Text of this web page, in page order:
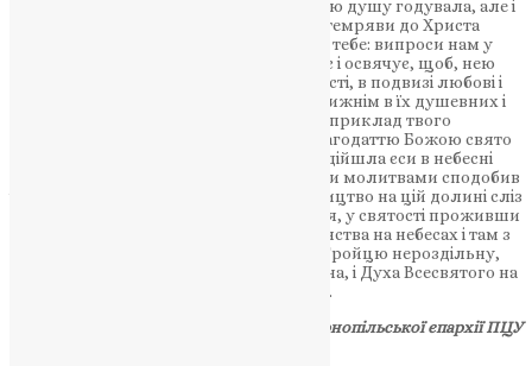
навчанням і благодаттю не тільки свою душу годувала, але і
багатьох людей від язичницької темряви до Христа
приводила. Це убачивши, просимо тебе: випроси нам у
Христа Бога благодаті, що просвічує і освячує, щоб, нею
просвітлені, зростали у вірі і благочесті, в подвизі любові і
самовідреченні, щоб служили ми ближнім в їх душевних і
тілесних нуждах, пам’ятаючи приклад твого
чоловіколюбства. Ти, свята Маріє, благодаттю Божою свято
прожила життя на землі і мирно відійшла єси в небесні
обителі. Моли Христа Спаса, щоб твоїми молитвами сподобив
і нас неосудно звершити наше паломництво на цій долині сліз
в мирі, в покаянні скінчити наше життя, у святості проживши
на землі, сподобитися вічного блаженства на небесах і там з
тобою і з усіма святими вихваляти Тройцю нероздільну,
оспівувати єдине Божество, Отця, і Сина, і Духа Всесвятого на
віки віків. Амінь.
Прес-служба Тернопільської єпархії ПЦУ